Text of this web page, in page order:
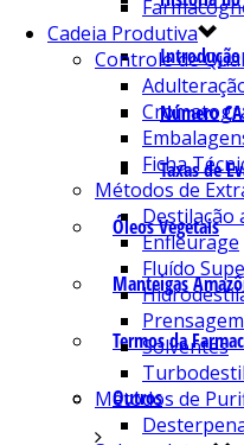
Introdução
Número
Taxas de
Óleos Vegetais
Manteigas
Termos da
Outros
Cadeia Produtiva
Controle de
Ficha
Métodos de
Destilação
Enfleurage
Fluído
Solventes
Métodos de